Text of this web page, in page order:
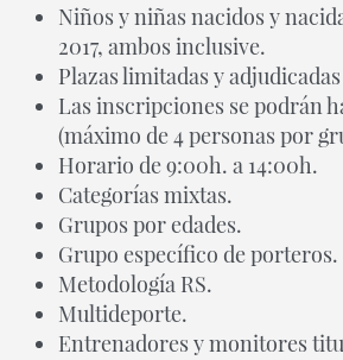
Niños y niñas nacidos y
2017, ambos inclusive.
Plazas limitadas y
Las inscripciones se podrán
(máximo de 4 personas por
Horario de 9:00h. a 14:00h.
Categorías mixtas.
Grupos por edades.
Grupo específico de porteros.
Metodología RS.
Multideporte.
Entrenadores y monitores